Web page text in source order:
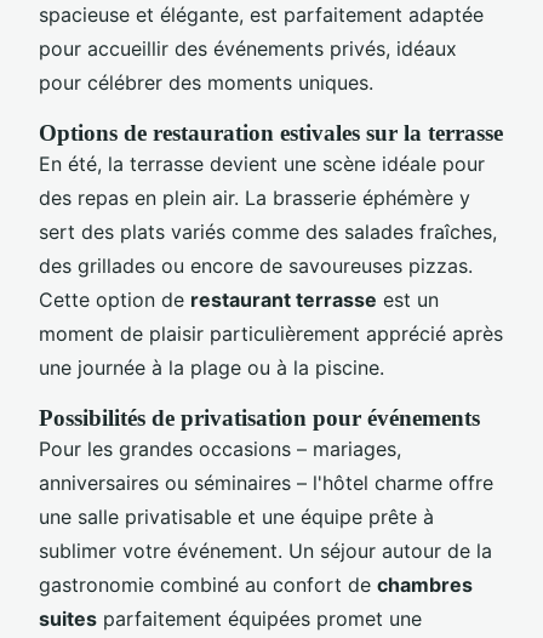
spacieuse et élégante, est parfaitement adaptée
pour accueillir des événements privés, idéaux
pour célébrer des moments uniques.
Options de restauration estivales sur la terrasse
En été, la terrasse devient une scène idéale pour
des repas en plein air. La brasserie éphémère y
sert des plats variés comme des salades fraîches,
des grillades ou encore de savoureuses pizzas.
Cette option de restaurant terrasse est un
moment de plaisir particulièrement apprécié après
une journée à la plage ou à la piscine.
Possibilités de privatisation pour événements
Pour les grandes occasions – mariages,
anniversaires ou séminaires – l'hôtel charme offre
une salle privatisable et une équipe prête à
sublimer votre événement. Un séjour autour de la
gastronomie combiné au confort de chambres
suites parfaitement équipées promet une